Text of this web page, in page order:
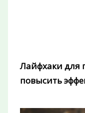
Лайфхаки для
повысить